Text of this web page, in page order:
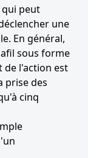
qui peut
une
En général,
sous forme
de l'action est
prise des
cinq